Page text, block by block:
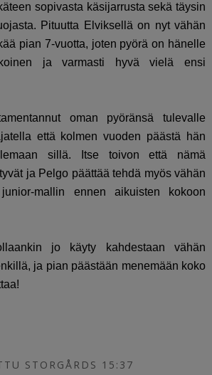
sopivasta käsijarrusta sekä täysin
Pituutta Elviksellä on nyt vähän
pian 7-vuotta, joten pyörä on hänelle
ja varmasti hyvä vielä ensi
oman pyöränsä tulevalle
että kolmen vuoden päästä hän
sillä. Itse toivon että nämä
ja Pelgo päättää tehdä myös vähän
mallin ennen aikuisten kokoon
jo käyty kahdestaan vähän
ja pian päästään menemään koko
STORGÅRDS 15:37